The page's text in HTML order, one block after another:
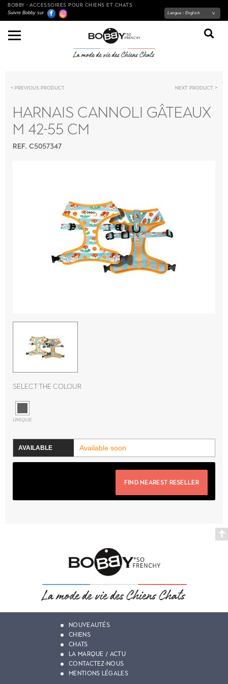
BOBBY - ACCESSOIRES POUR CHIENS ET CHATS
Suivre Bobby sur Langue : English
Previous product Next product
HARNAIS CANNOLI GÂTEAUX
M 42-55 CM
REF. C5057347
Select the colour
UNIQUE
Available soon
FIND NEAREST RESELLER
NOUVEAUTÉS
CHIENS
CHATS
LA MARQUE / ACTU
CONTACTEZ-NOUS
MENTIONS LÉGALES